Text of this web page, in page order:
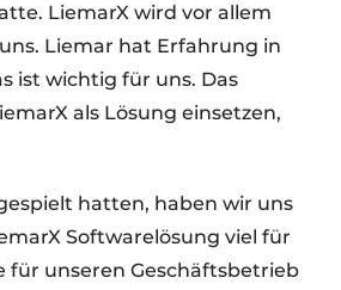
LiemarX wird vor allem
Liemar hat Erfahrung in
ist wichtig für uns. Das
als Lösung einsetzen,
hatten, haben wir uns
Softwarelösung viel für
für unseren Geschäftsbetrieb